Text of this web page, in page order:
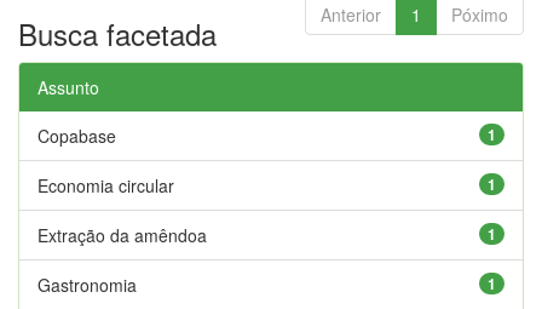
Anterior 1 Póximo
Busca facetada
Assunto
1
Copabase
1
Economia circular
1
Extração da amêndoa
1
Gastronomia